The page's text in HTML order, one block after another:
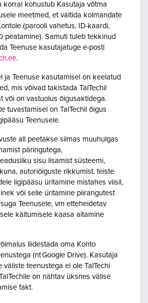
korral kohustub Kasutaja võtma
meetmed, et vältida kolmandate
(parooli vahetus, ID-kaardi,
peatamine). Samuti tuleb tekkinud
Teenuse kasutajatuge e-posti
.
ja Teenuse kasutamisel on keelatud
mis võivad takistada TalTechil
või on vastuolus õigusaktidega.
tuvastamisel on TalTechil õigus
Teenusele.
all peetakse silmas muuhulgas
päringutega,
sisu lisamist süsteemi,
autoriõiguste rikkumist, teiste
ligipääsu üritamine mistahes viisil,
või selle üritamine piirangutest
Teenusele, vm etteheidetav
käitumisele kaasa aitamine
liidestada oma Konto
(nt Google Drive). Kasutaja
väliste teenustega ei ole TalTechi
on nähtav üksnes välise
fakt.